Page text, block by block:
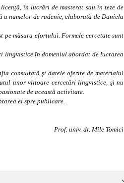
în lucrări de masterat sau în teze de
a numelor de rudenie, elaborată de Daniela
măsura efortului. Formele cercetate sunt
lingvistice în domeniul abordat de lucrarea
consultată şi datele oferite de materialul
unor viitoare cercetări lingvistice, şi nu
de această activitate.
ei spre publicare.
Prof. univ. dr. Mile Tomici